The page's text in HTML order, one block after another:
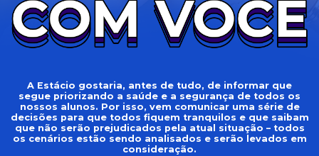
A Estácio gostaria, antes de tudo, de informar que
segue priorizando a saúde e a segurança de todos os
nossos alunos. Por isso, vem comunicar uma série de
decisões para que todos fiquem tranquilos e que saibam
que não serão prejudicados pela atual situação – todos
os cenários estão sendo analisados e serão levados em
consideração.